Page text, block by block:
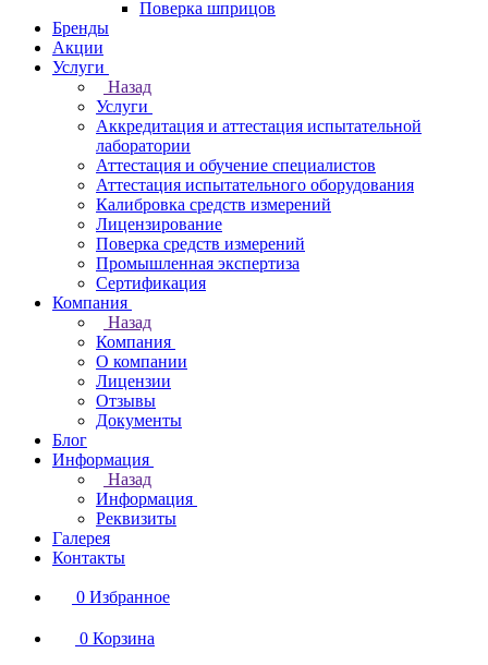
Поверка шприцов
Бренды
Акции
Услуги
Назад
Услуги
Аккредитация и аттестация испытательной
лаборатории
Аттестация и обучение специалистов
Аттестация испытательного оборудования
Калибровка средств измерений
Лицензирование
Поверка средств измерений
Промышленная экспертиза
Сертификация
Компания
Назад
Компания
О компании
Лицензии
Отзывы
Документы
Блог
Информация
Назад
Информация
Реквизиты
Галерея
Контакты
0 Избранное
0 Корзина